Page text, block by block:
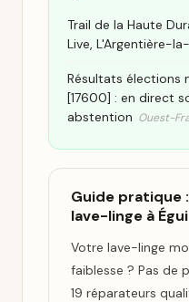
Trail de la Haute
Live, L'Argentière-
Résultats élections
[17600] : en direct
abstention Ouest-
Guide pratique
lave-linge à
Votre lave-linge
faiblesse ? Pas de
19 réparateurs